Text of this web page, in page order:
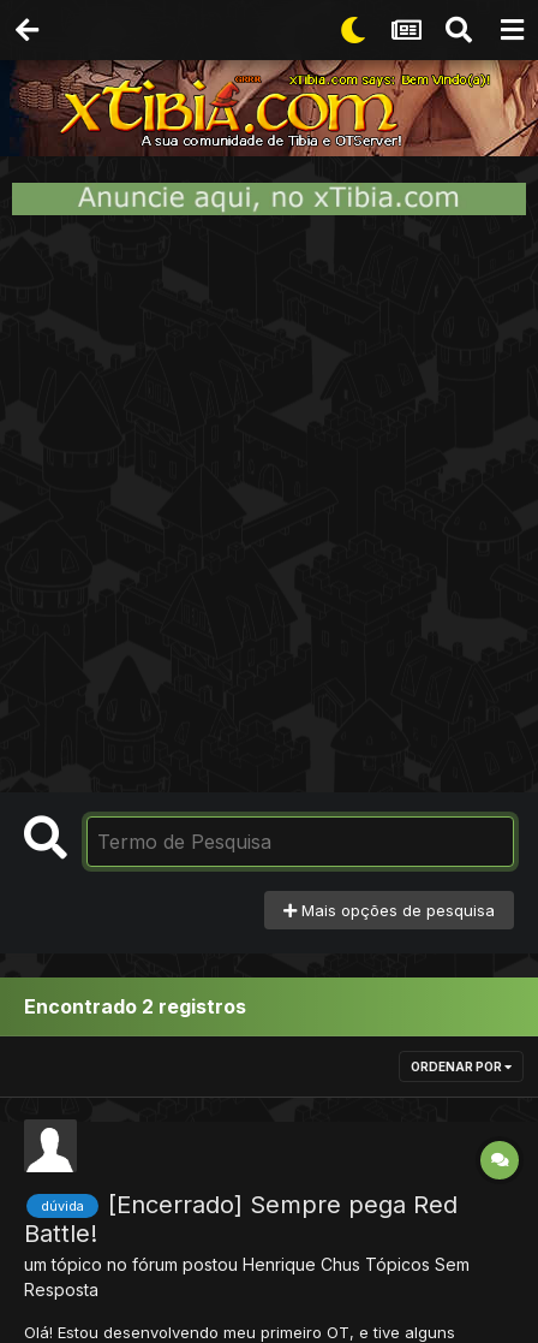
Mais opções de pesquisa
Encontrado 2 registros
ORDENAR POR
dúvida
[Encerrado] Sempre pega Red
Battle!
um tópico no fórum postou Henrique Chus Tópicos Sem
Resposta
Olá! Estou desenvolvendo meu primeiro OT, e tive alguns